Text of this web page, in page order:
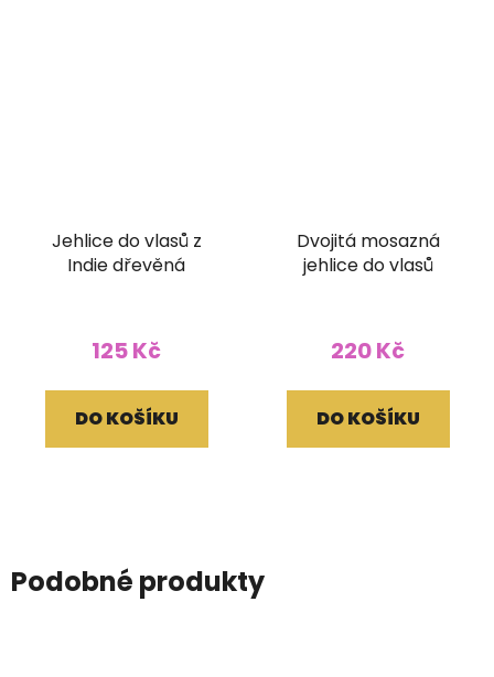
Jehlice do vlasů z
Indie dřevěná
125 Kč
DO KOŠÍKU
Dvojitá mosazná
jehlice do vlasů
220 Kč
DO KOŠÍKU
Podobné produkty